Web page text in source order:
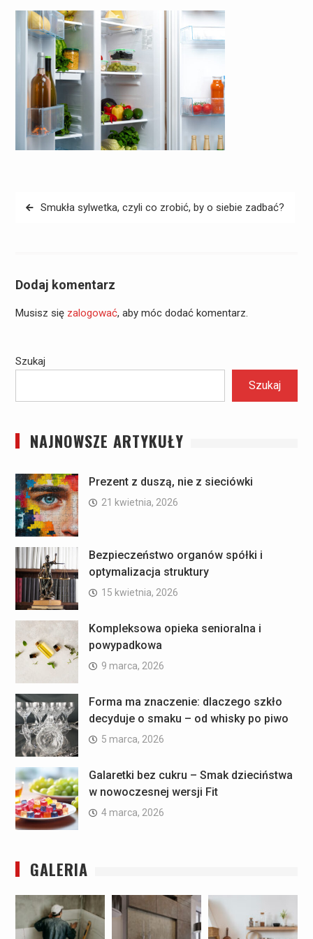
Nawigacja
Smukła sylwetka, czyli co zrobić, by o siebie zadbać?
Dodaj komentarz
Musisz się zalogować, aby móc dodać komentarz.
Szukaj
Szukaj
NAJNOWSZE ARTYKUŁY
Prezent z duszą, nie z sieciówki
21 kwietnia, 2026
Bezpieczeństwo organów spółki i
optymalizacja struktury
15 kwietnia, 2026
Kompleksowa opieka senioralna i
powypadkowa
9 marca, 2026
Forma ma znaczenie: dlaczego szkło
decyduje o smaku – od whisky po piwo
5 marca, 2026
Galaretki bez cukru – Smak dzieciństwa
w nowoczesnej wersji Fit
4 marca, 2026
GALERIA